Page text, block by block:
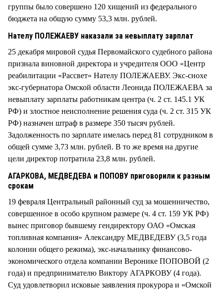
группы было совершено 120 хищений из федерального
бюджета на общую сумму 53,3 млн. рублей.
Нателу ПОЛЕЖАЕВУ наказали за невыплату зарплат
25 декабря мировой судья Первомайского судебного района
признала виновной директора и учредителя ООО «Центр
реабилитации «Рассвет» Нателу ПОЛЕЖАЕВУ. Экс-снохе
экс-губернатора Омской области Леонида ПОЛЕЖАЕВА за
невыплату зарплаты работникам центра (ч. 2 ст. 145.1 УК
РФ) и злостное неисполнение решения суда (ч. 2 ст. 315 УК
РФ) назначен штраф в размере 350 тысяч рублей.
Задолженность по зарплате имелась перед 81 сотрудником в
общей сумме 3,73 млн. рублей. В то же время на другие
цели директор потратила 23,8 млн. рублей.
АГАРКОВА, МЕДВЕДЕВА и ПОПОВУ приговорили к разным
срокам
19 февраля Центральный районный суд за мошенничество,
совершенное в особо крупном размере (ч. 4 ст. 159 УК РФ)
вынес приговор бывшему гендиректору ОАО «Омская
топливная компания» Александру МЕДВЕДЕВУ (3,5 года
колонии общего режима), экс-начальнику финансово-
экономического отдела компании Веронике ПОПОВОЙ (2
года) и предпринимателю Виктору АГАРКОВУ (4 года).
Суд удовлетворил исковые заявления прокурора и «Омской